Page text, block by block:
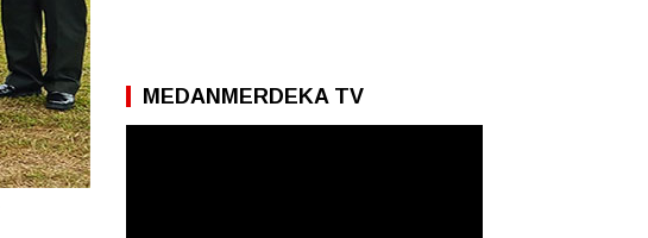
MEDANMERDEKA TV